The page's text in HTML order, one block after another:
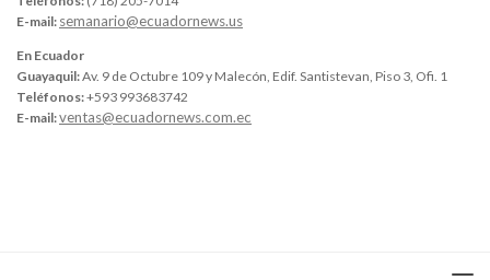
E-mail: semanario@ecuadornews.us
En Ecuador
Guayaquil:Av. 9 de Octubre 109 y Malecón, Edif. Santistevan, Piso 3, Ofi. 1
Teléfonos:+593 993683742
E-mail:ventas@ecuadornews.com.ec